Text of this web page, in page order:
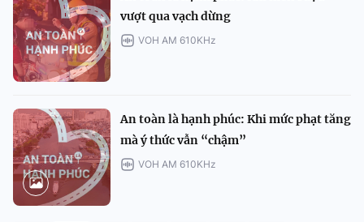
vượt qua vạch dừng
VOH AM 610KHz
An toàn là hạnh phúc: Khi mức phạt tăng
mà ý thức vẫn “chậm”
VOH AM 610KHz